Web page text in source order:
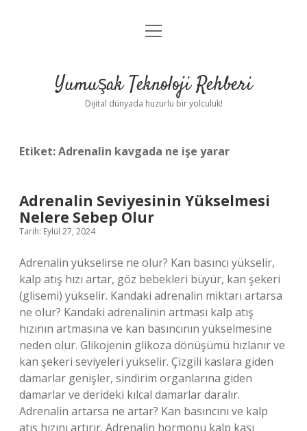
Anasayfa
Yasal Uyarı
menüyü
Yumuşak Teknoloji Rehberi
Dijital dünyada huzurlu bir yolculuk!
Etiket:Adrenalin kavgada ne işe yarar
Adrenalin Seviyesinin Yükselmesi
Nelere Sebep Olur
Tarih: Eylül 27, 2024
Adrenalin yükselirse ne olur? Kan basıncı yükselir,
kalp atış hızı artar, göz bebekleri büyür, kan şekeri
(glisemi) yükselir. Kandaki adrenalin miktarı artarsa
ne olur? Kandaki adrenalinin artması kalp atış
hızının artmasına ve kan basıncının yükselmesine
neden olur. Glikojenin glikoza dönüşümü hızlanır ve
kan şekeri seviyeleri yükselir. Çizgili kaslara giden
damarlar genişler, sindirim organlarına giden
damarlar ve derideki kılcal damarlar daralır.
Adrenalin artarsa ne artar? Kan basıncını ve kalp
atış hızını artırır. Adrenalin hormonu kalp kası